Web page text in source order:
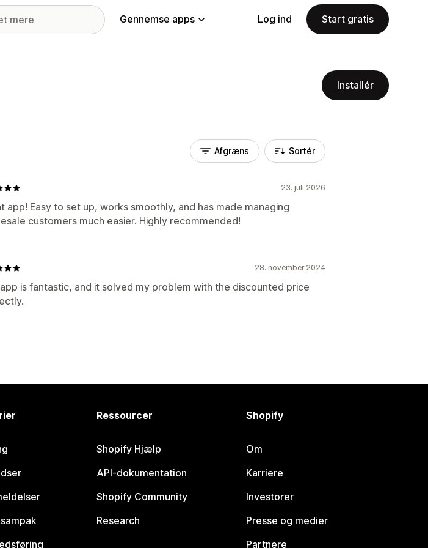
Gennemse apps Log ind Start gratis
Installér
Afgræns Sortér
23. juli 2026
app! Easy to set up, works smoothly, and has made managing
customers much easier. Highly recommended!
28. november 2024
is fantastic, and it solved my problem with the discounted price
Ressourcer
Shopify Hjælp
API-dokumentation
Shopify Community
Research
Shopify
Om
Karriere
Investorer
Presse og medier
Partnere